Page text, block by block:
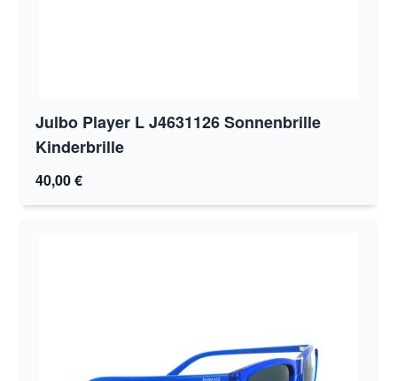
Julbo Player L J4631126 Sonnenbrille
Kinderbrille
40,00 €